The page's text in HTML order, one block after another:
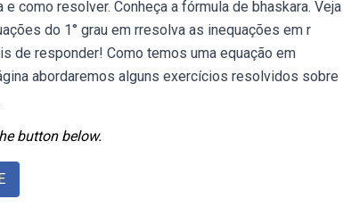
como resolver. Conheça a fórmula de bhaskara. Veja
do 1° grau em rresolva as inequações em r
de responder! Como temos uma equação em
abordaremos alguns exercícios resolvidos sobre
button below.